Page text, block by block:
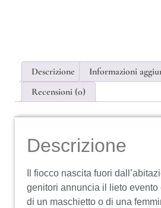
Descrizione
Informazioni
Recensioni (0)
Descrizione
Il fiocco nascita fuori
genitori annuncia il lieto evento
di un maschietto o di una